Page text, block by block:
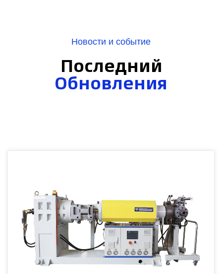
Новости и событие
Последний
Обновления